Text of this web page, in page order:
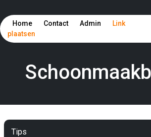
Home Contact Admin
Link
plaatsen
Tips